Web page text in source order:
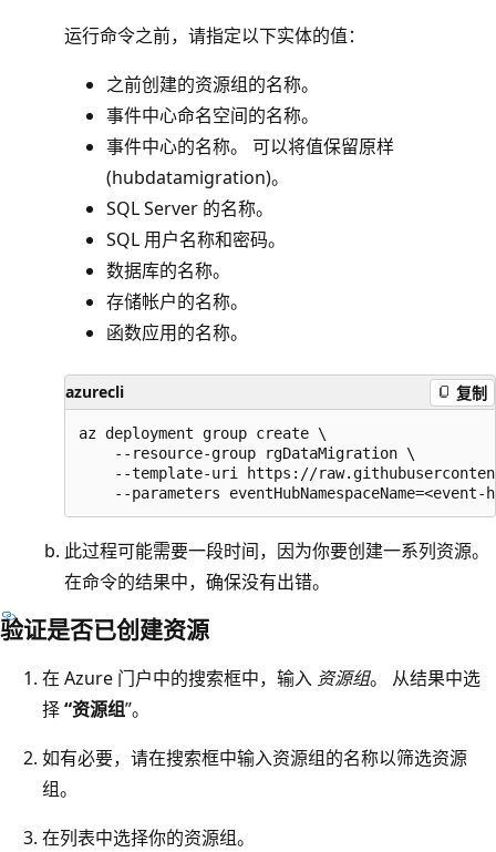
运行命令之前，请指定以下实体的值：
之前创建的资源组的名称。
事件中心命名空间的名称。
事件中心的名称。 可以将值保留原样
(hubdatamigration)。
SQL Server 的名称。
SQL 用户名称和密码。
数据库的名称。
存储帐户的名称。
函数应用的名称。
azurecli 复制
az deployment group create \
    --resource-group rgDataMigration \
--template-uri https://
此过程可能需要一段时间，因为你要创建一系列资源。
在命令的结果中，确保没有出错。
验证是否已创建资源
在 Azure 门户中的搜索框中，输入 资源组。 从结果中选
择“资源组”。
如有必要，请在搜索框中输入资源组的名称以筛选资源
组。
在列表中选择你的资源组。